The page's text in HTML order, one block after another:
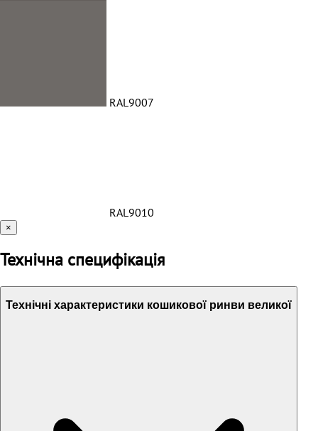
RAL9007
RAL9010
×
Технічна специфікація
Технічні характеристики кошикової ринви великої